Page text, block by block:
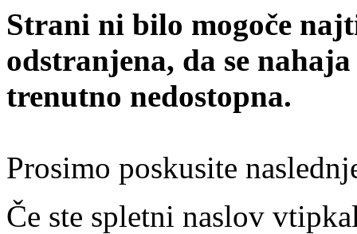
Strani ni bilo mogoče
odstranjena, da se
trenutno nedostopna.
Prosimo poskusite
Če ste spletni naslov